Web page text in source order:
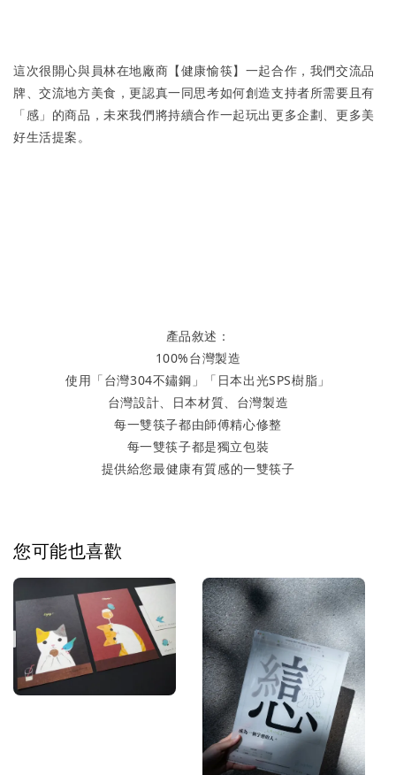
這次很開心與員林在地廠商【健康愉筷】一起合作，我們交流品
牌、交流地方美食，更認真一同思考如何創造支持者所需要且有
「感」的商品，未來我們將持續合作一起玩出更多企劃、更多美
好生活提案。
產品敘述：
100%台灣製造
使用「台灣304不鏽鋼」「日本出光SPS樹脂」
台灣設計、日本材質、台灣製造
每一雙筷子都由師傅精心修整
每一雙筷子都是獨立包裝
提供給您最健康有質感的一雙筷子
您可能也喜歡